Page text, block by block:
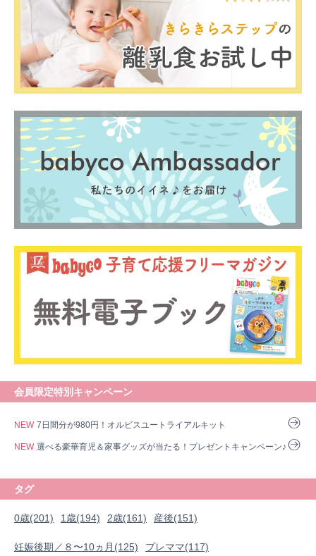
会員限定特別キャンペーン
NEW 7日間分が980円！オルビスユートライアルキット
NEW 選べる豪華育児＆家事グッズが当たる！プレゼントキャンペーン♪
タグ
0歳(201) 1歳(194) 2歳(161) 産後(151)
妊娠後期／８〜10ヵ月(125) プレママ(117)